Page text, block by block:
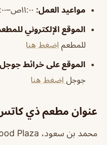
مواعيد العمل:
الموقع الإلكتروني
للمطعم اضغط هنا
الموقع على خرائط جوجل
جوجل اضغط هنا
عنوان مطعم ذي